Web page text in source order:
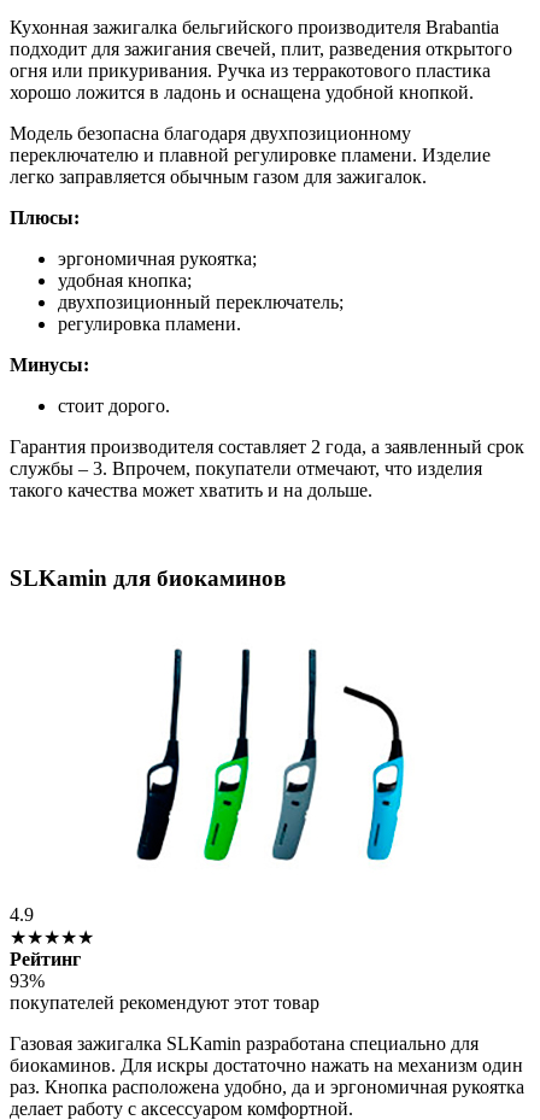
Кухонная зажигалка бельгийского производителя Brabantia
подходит для зажигания свечей, плит, разведения открытого
огня или прикуривания. Ручка из терракотового пластика
хорошо ложится в ладонь и оснащена удобной кнопкой.
Модель безопасна благодаря двухпозиционному
переключателю и плавной регулировке пламени. Изделие
легко заправляется обычным газом для зажигалок.
Плюсы:
эргономичная рукоятка;
удобная кнопка;
двухпозиционный переключатель;
регулировка пламени.
Минусы:
стоит дорого.
Гарантия производителя составляет 2 года, а заявленный срок
службы – 3. Впрочем, покупатели отмечают, что изделия
такого качества может хватить и на дольше.
SLKamin для биокаминов
4.9
★★★★★
Рейтинг
93%
покупателей рекомендуют этот товар
Газовая зажигалка SLKamin разработана специально для
биокаминов. Для искры достаточно нажать на механизм один
раз. Кнопка расположена удобно, да и эргономичная рукоятка
делает работу с аксессуаром комфортной.